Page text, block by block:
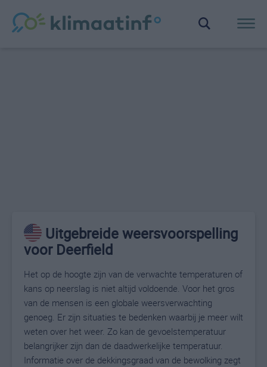
Uitgebreide weersvoorspelling
voor Deerfield
Het op de hoogte zijn van de verwachte temperaturen of
kans op neerslag is niet altijd voldoende. Voor het gros
van de mensen is een globale weersverwachting
genoeg. Er zijn situaties te bedenken waarbij je meer wilt
weten over het weer. Zo kan de gevoelstemperatuur
belangrijker zijn dan de daadwerkelijke temperatuur.
Informatie over de dekkingsgraad van de bewolking zegt